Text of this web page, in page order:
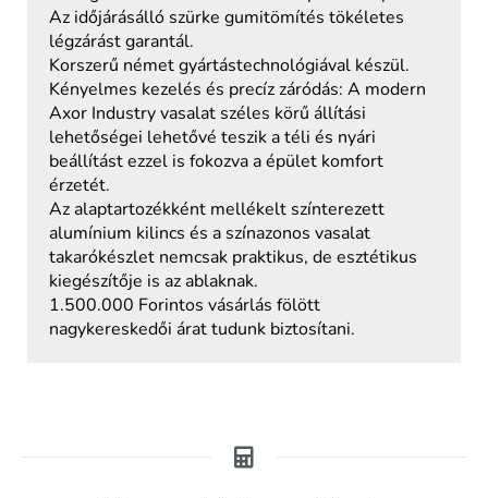
Az időjárásálló szürke gumitömítés tökéletes
légzárást garantál.
Korszerű német gyártástechnológiával készül.
Kényelmes kezelés és precíz záródás: A modern
Axor Industry vasalat széles körű állítási
lehetőségei lehetővé teszik a téli és nyári
beállítást ezzel is fokozva a épület komfort
érzetét.
Az alaptartozékként mellékelt színterezett
alumínium kilincs és a színazonos vasalat
takarókészlet nemcsak praktikus, de esztétikus
kiegészítője is az ablaknak.
1.500.000 Forintos vásárlás fölött
nagykereskedői árat tudunk biztosítani.